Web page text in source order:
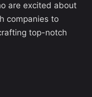
are excited about
companies to
top-notch